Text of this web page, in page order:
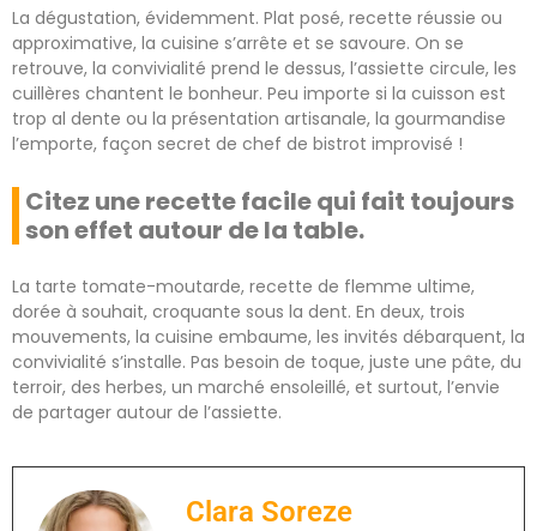
La dégustation, évidemment. Plat posé, recette réussie ou
approximative, la cuisine s’arrête et se savoure. On se
retrouve, la convivialité prend le dessus, l’assiette circule, les
cuillères chantent le bonheur. Peu importe si la cuisson est
trop al dente ou la présentation artisanale, la gourmandise
l’emporte, façon secret de chef de bistrot improvisé !
Citez une recette facile qui fait toujours
son effet autour de la table.
La tarte tomate-moutarde, recette de flemme ultime,
dorée à souhait, croquante sous la dent. En deux, trois
mouvements, la cuisine embaume, les invités débarquent, la
convivialité s’installe. Pas besoin de toque, juste une pâte, du
terroir, des herbes, un marché ensoleillé, et surtout, l’envie
de partager autour de l’assiette.
Clara Soreze